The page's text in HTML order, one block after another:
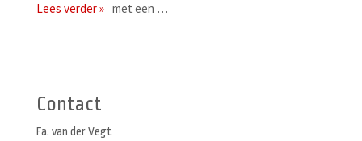
met een …
Lees verder »
Contact
Fa. van der Vegt